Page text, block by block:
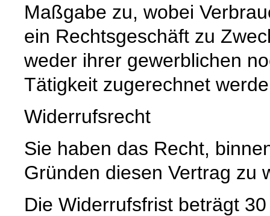
Maßgabe zu, wobei
ein Rechtsgeschäft zu
weder ihrer gewerblichen
Tätigkeit zugerechnet
Widerrufsrecht
Sie haben das Recht,
Gründen diesen Vertrag zu
Die Widerrufsfrist beträgt